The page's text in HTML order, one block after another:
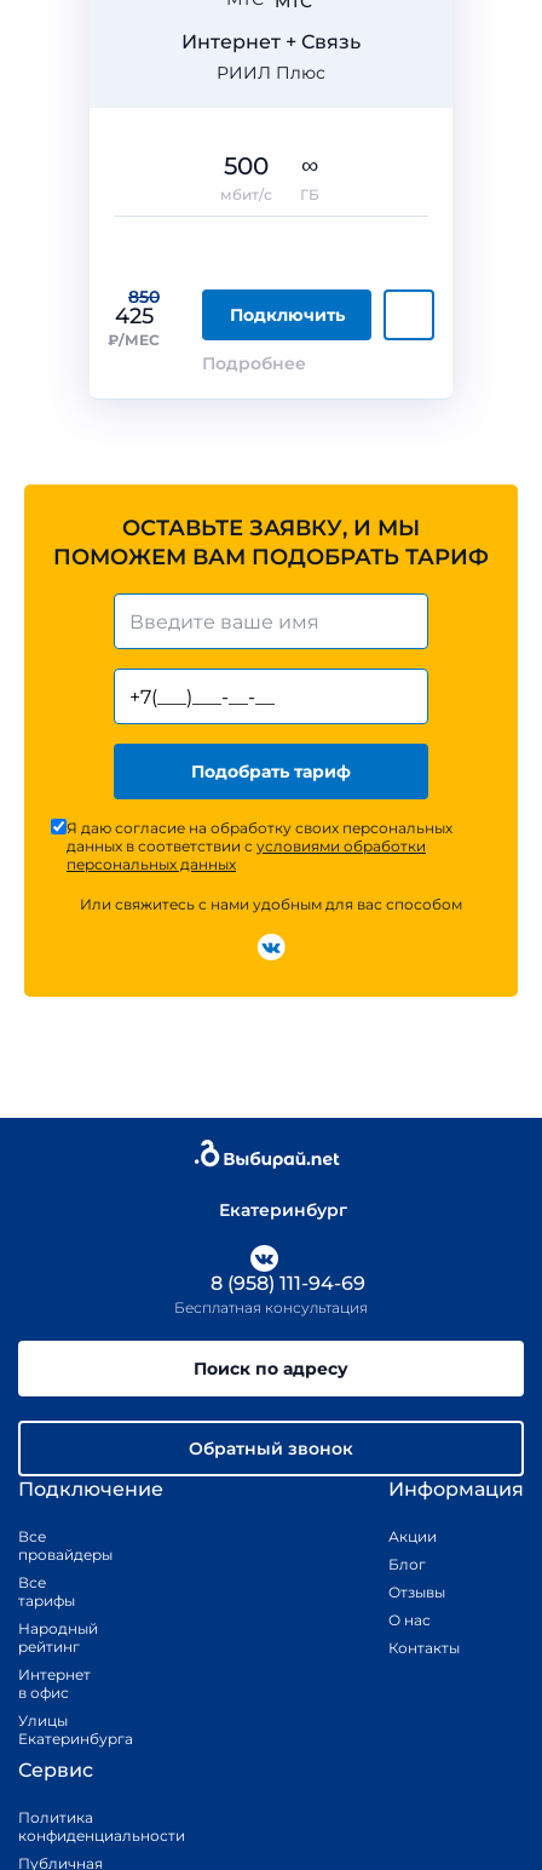
РИИЛ Плюс
Интернет + Связь
850
425
₽/МЕС
Подключить
Подробнее
500
мбит/с
∞
ГБ
ОСТАВЬТЕ ЗАЯВКУ, И МЫ
ПОМОЖЕМ ВАМ ПОДОБРАТЬ ТАРИФ
Подобрать тариф
Я даю согласие на обработку своих персональных
данных в соответствии с условиями обработки
персональных данных
Или свяжитесь с нами удобным для вас способом
Екатеринбург
Подключение
Все
провайдеры
Все
тарифы
Народный
рейтинг
Интернет
в офис
Улицы
Екатеринбурга
Информация
Акции
Блог
Отзывы
О нас
Контакты
Сервис
Политика
конфиденциальности
Публичная
8 (958) 111-94-69
Бесплатная консультация
Поиск по адресу
Обратный звонок